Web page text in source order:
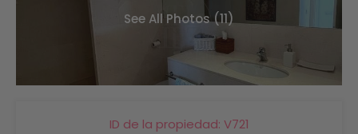
See All Photos (11)
ID de la propiedad: V721